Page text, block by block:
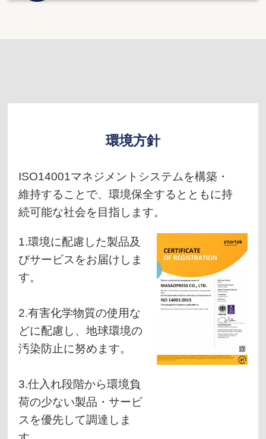
環境方針
ISO14001マネジメントシステムを構築・
維持することで、環境保全するとともに持
続可能な社会を目指します。
1.環境に配慮した製品及
びサービスをお届けしま
す。
2.有害化学物質の使用な
どに配慮し、地球環境の
汚染防止に努めます。
3.仕入れ段階から環境負
荷の少ない製品・サービ
スを優先して調達しま